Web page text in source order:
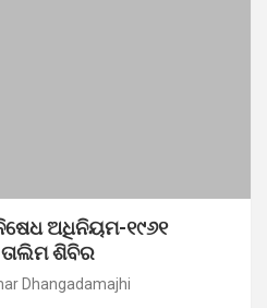
ଅଧିନିୟମ-୧୯୬୧
ଶିବିର
Dhangadamajhi